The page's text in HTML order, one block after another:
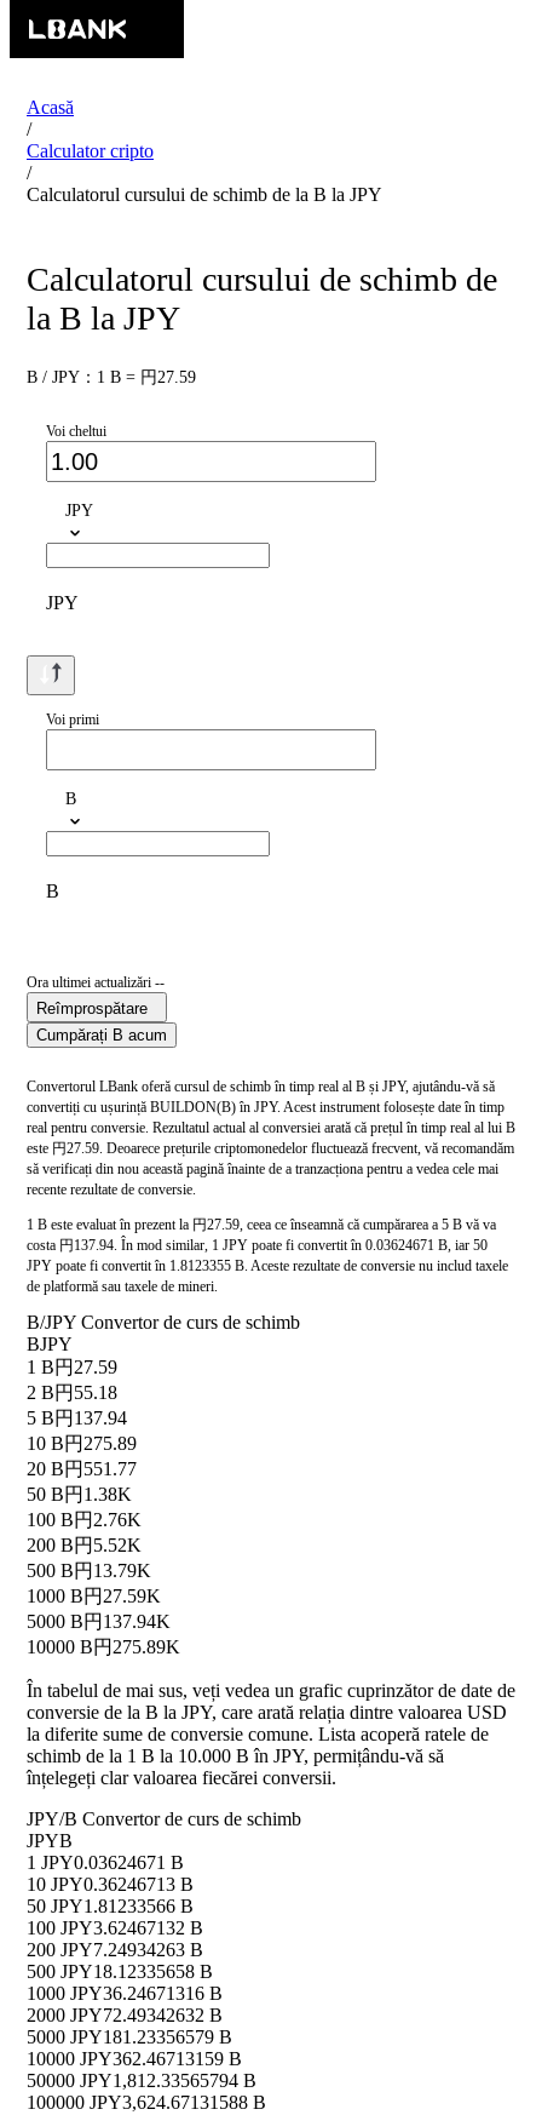
Acasă
/
Calculator cripto
/
Calculatorul cursului de schimb de la B la JPY
Calculatorul cursului de schimb de
la B la JPY
B / JPY：1 B = 円27.59
Voi cheltui
JPY
JPY
Voi primi
B
B
Ora ultimei actualizări --
Reîmprospătare
Cumpărați B acum
Convertorul LBank oferă cursul de schimb în timp real al B și JPY, ajutându-vă să
convertiți cu ușurință BUILDON(B) în JPY. Acest instrument folosește date în timp
real pentru conversie. Rezultatul actual al conversiei arată că prețul în timp real al lui B
este 円27.59. Deoarece prețurile criptomonedelor fluctuează frecvent, vă recomandăm
să verificați din nou această pagină înainte de a tranzacționa pentru a vedea cele mai
recente rezultate de conversie.
1 B este evaluat în prezent la 円27.59, ceea ce înseamnă că cumpărarea a 5 B vă va
costa 円137.94. În mod similar, 1 JPY poate fi convertit în 0.03624671 B, iar 50
JPY poate fi convertit în 1.8123355 B. Aceste rezultate de conversie nu includ taxele
de platformă sau taxele de mineri.
B/JPY Convertor de curs de schimb
BJPY
1 B円27.59
2 B円55.18
5 B円137.94
10 B円275.89
20 B円551.77
50 B円1.38K
100 B円2.76K
200 B円5.52K
500 B円13.79K
1000 B円27.59K
5000 B円137.94K
10000 B円275.89K
În tabelul de mai sus, veți vedea un grafic cuprinzător de date de
conversie de la B la JPY, care arată relația dintre valoarea USD
la diferite sume de conversie comune. Lista acoperă ratele de
schimb de la 1 B la 10.000 B în JPY, permițându-vă să
înțelegeți clar valoarea fiecărei conversii.
JPY/B Convertor de curs de schimb
JPYB
1 JPY0.03624671 B
10 JPY0.36246713 B
50 JPY1.81233566 B
100 JPY3.62467132 B
200 JPY7.24934263 B
500 JPY18.12335658 B
1000 JPY36.24671316 B
2000 JPY72.49342632 B
5000 JPY181.23356579 B
10000 JPY362.46713159 B
50000 JPY1,812.33565794 B
100000 JPY3,624.67131588 B